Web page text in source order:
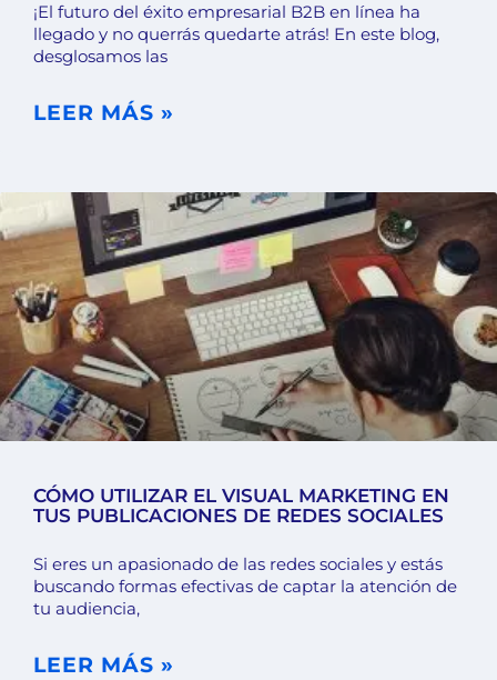
¡El futuro del éxito empresarial B2B en línea ha
llegado y no querrás quedarte atrás! En este blog,
desglosamos las
LEER MÁS »
CÓMO UTILIZAR EL VISUAL MARKETING EN
TUS PUBLICACIONES DE REDES SOCIALES
Si eres un apasionado de las redes sociales y estás
buscando formas efectivas de captar la atención de
tu audiencia,
LEER MÁS »